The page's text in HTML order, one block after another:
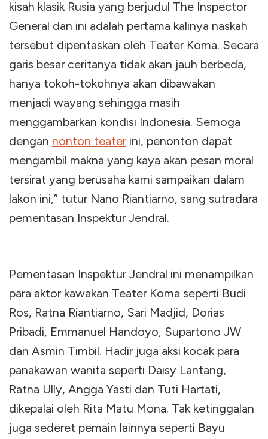
kisah klasik Rusia yang berjudul The Inspector
General dan ini adalah pertama kalinya naskah
tersebut dipentaskan oleh Teater Koma. Secara
garis besar ceritanya tidak akan jauh berbeda,
hanya tokoh-tokohnya akan dibawakan
menjadi wayang sehingga masih
menggambarkan kondisi Indonesia. Semoga
dengan nonton teaterini, penonton dapat
mengambil makna yang kaya akan pesan moral
tersirat yang berusaha kami sampaikan dalam
lakon ini,” tutur Nano Riantiarno, sang sutradara
pementasan Inspektur Jendral.
Pementasan Inspektur Jendral ini menampilkan
para aktor kawakan Teater Koma seperti Budi
Ros, Ratna Riantiarno, Sari Madjid, Dorias
Pribadi, Emmanuel Handoyo, Supartono JW
dan Asmin Timbil. Hadir juga aksi kocak para
panakawan wanita seperti Daisy Lantang,
Ratna Ully, Angga Yasti dan Tuti Hartati,
dikepalai oleh Rita Matu Mona. Tak ketinggalan
juga sederet pemain lainnya seperti Bayu